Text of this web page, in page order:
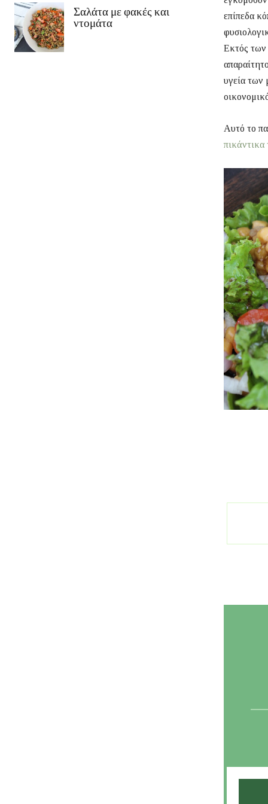
Σαλάτα με φακές και
ντομάτα
επίπεδα
Εκτός των
υγεία των
Αυτό το
πικάντικα